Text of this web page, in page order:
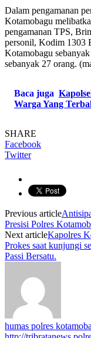
Dalam pengamanan
Kotamobagu
pengamanan TPS,
personil, Kodim 1303
Kotamobagu
sebanyak 27 orang.
Baca juga
Warga Yang
SHARE
Facebook
Twitter
Previous article
Presisi Polres
Next articleKapolres
Prokes saat kunjungi
Passi Bersatu.
humas polres